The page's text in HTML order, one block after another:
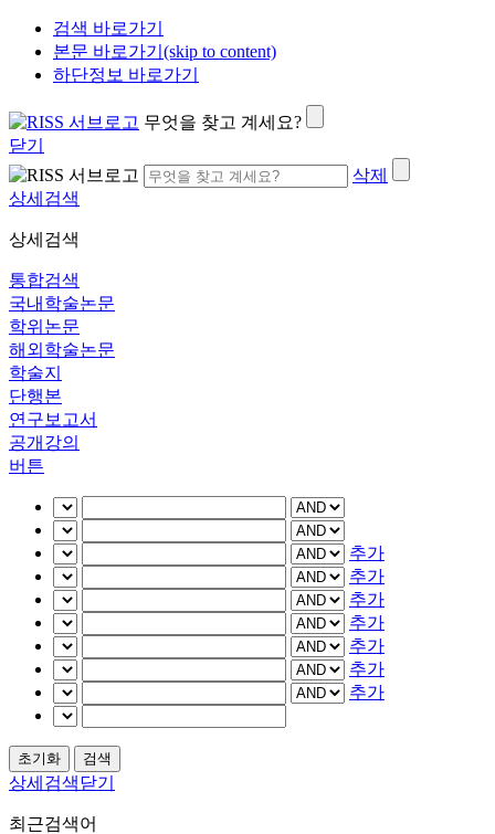
검색 바로가기
본문 바로가기(skip to content)
하단정보 바로가기
무엇을 찾고 계세요?
닫기
삭제
상세검색
상세검색
통합검색
국내학술논문
학위논문
해외학술논문
학술지
단행본
연구보고서
공개강의
버튼
추가
추가
추가
추가
추가
추가
추가
상세검색닫기
최근검색어